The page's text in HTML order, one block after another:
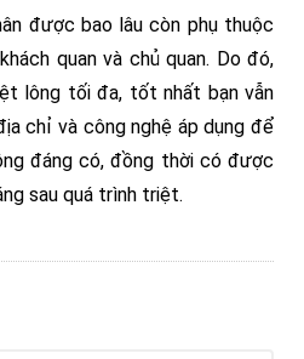
được bao lâu còn phụ thuộc
quan và chủ quan. Do đó,
lông tối đa, tốt nhất bạn vẫn
chỉ và công nghệ áp dụng để
đáng có, đồng thời có được
sau quá trình triệt.